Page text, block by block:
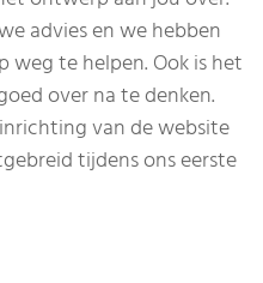
advies en we hebben
weg te helpen. Ook is het
over na te denken.
van de website
tijdens ons eerste